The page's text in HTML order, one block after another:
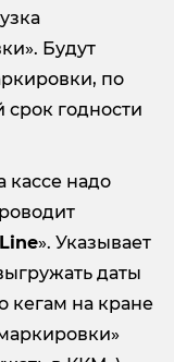
Будут
по
срок годности
кассе надо
Line». Указывает
даты
кегам на кране